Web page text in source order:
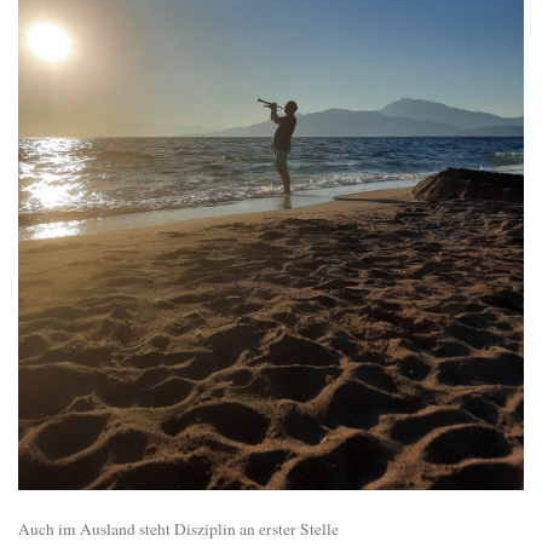
Auch im Ausland steht Disziplin an erster Stelle